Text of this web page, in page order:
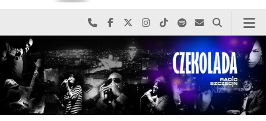
Najlepiej po prostu do nas zadzwoń
Odwiedź nas na Facebook-u
Odwiedź nas na X
Odwiedź nas na Instagram-ie
Odwiedź nas na TikTok-u
Szukaj nas na Spotify
Wyślij do nas
Szukaj